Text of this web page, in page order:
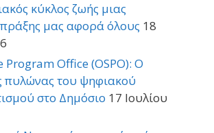
κύκλος ζωής μιας
πράξης μας αφορά όλους 18
Program Office (OSPO): Ο
πυλώνας του ψηφιακού
στο Δημόσιο 17 Ιουλίου